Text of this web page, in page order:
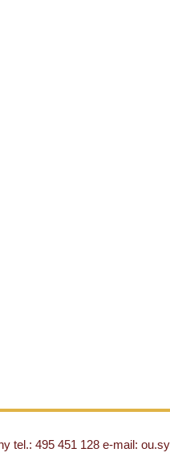
tel.: 495 451 128 e-mail: